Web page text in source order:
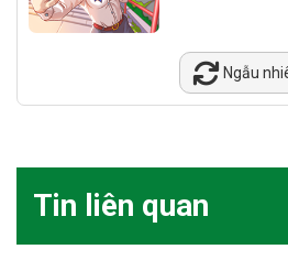
Ngẫu
Tin liên quan